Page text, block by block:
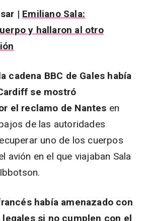
| Emiliano Sala:
y hallaron al otro
cadena BBC de Gales había
se mostró
el reclamo de Nantes en
de las autoridades
uno de los cuerpos
avión en el que viajaban Sala
había amenazado con
si no cumplen con el